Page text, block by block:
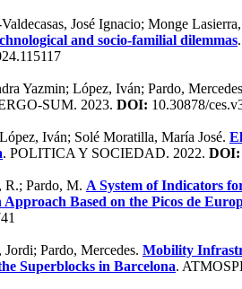
José Ignacio; Monge
and socio-familial dilemmas
Yazmin; López, Iván; Pardo,
SUM. 2023. DOI: 10.30878/
Iván; Solé Moratilla, María José.
. POLITICA Y SOCIEDAD. 2022. DOI:
R.; Pardo, M. A System of Indicators
Based on the Picos de
Pardo, Mercedes. Mobility
Superblocks in Barcelona.